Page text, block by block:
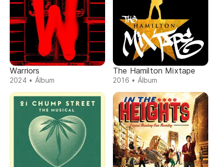
Warriors
2024 • Álbum
The Hamilton Mixtape
2016 • Álbum